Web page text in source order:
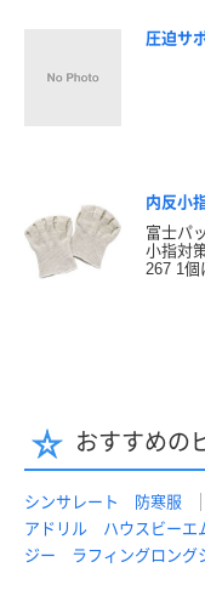
圧迫サ
内反小
富士パ
小指対
267 1個
おすすめの
シンサレート 防寒服
アドリル ハウスビーエ
ジー ラフィングロング